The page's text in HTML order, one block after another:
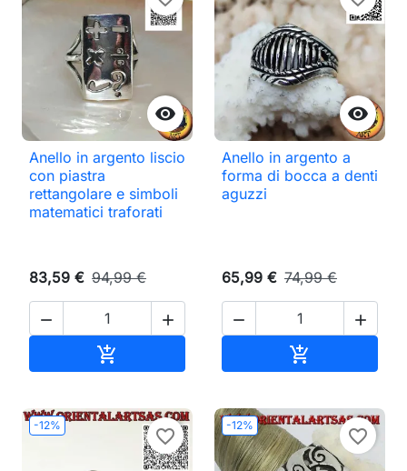

Anello in argento liscio
con piastra
rettangolare e simboli
matematici traforati
83,59 € 94,99 €
 


Anello in argento a
forma di bocca a denti
aguzzi
65,99 € 74,99 €
 

-12%
favorite_border
-12%
favorite_border